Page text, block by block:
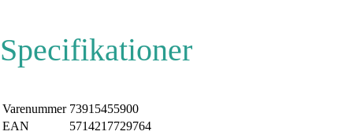
Specifikationer
Varenummer 73915455900
EAN
5714217729764